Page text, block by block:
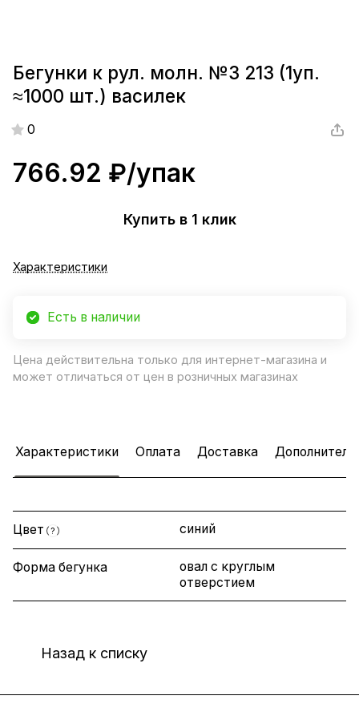
Бегунки к рул. молн. №3 213 (1уп.
≈1000 шт.) василек
0
766.92 ₽/упак
Купить в 1 клик
Характеристики
Есть в наличии
Цена действительна только для интернет-магазина и
может отличаться от цен в розничных магазинах
Характеристики Оплата Доставка
Цвет ? синий
Форма бегунка
овал с круглым
отверстием
Назад к списку